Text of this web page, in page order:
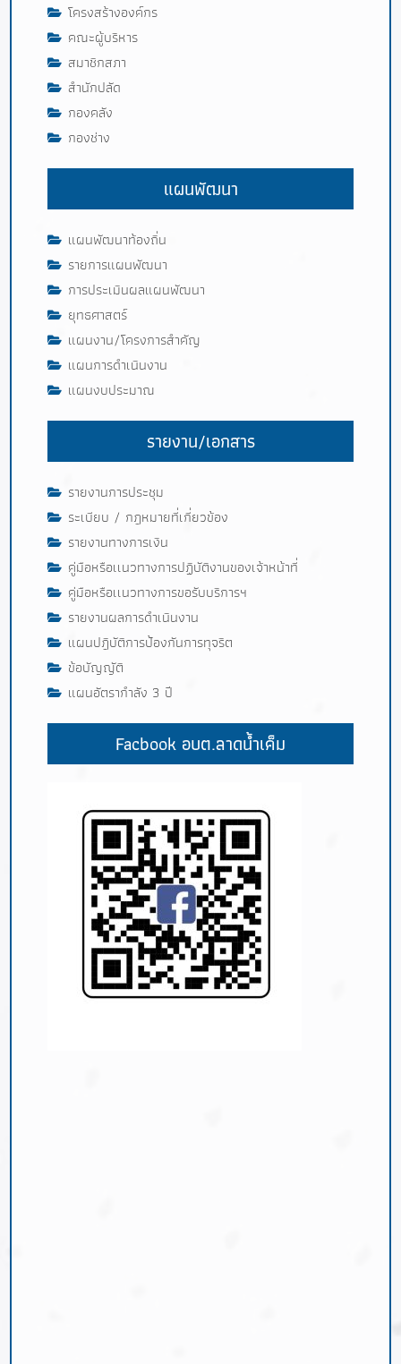
โครงสร้างองค์กร
คณะผู้บริหาร
สมาชิกสภา
สำนักปลัด
กองคลัง
กองช่าง
แผนพัฒนา
แผนพัฒนาท้องถิ่น
รายการแผนพัฒนา
การประเมินผลแผนพัฒนา
ยุทธศาสตร์
แผนงาน/โครงการสำคัญ
แผนการดำเนินงาน
แผนงบประมาณ
รายงาน/เอกสาร
รายงานการประชุม
ระเบียบ / กฎหมายที่เกี่ยวข้อง
รายงานทางการเงิน
คู่มือหรือเเนวทางการปฏิบัติงานของเจ้าหน้าที่
คู่มือหรือเเนวทางการขอรับบริการฯ
รายงานผลการดำเนินงาน
แผนปฎิบัติการป้องกันการทุจริต
ข้อบัญญัติ
แผนอัตรากำลัง 3 ปี
Facbook อบต.ลาดน้ำเค็ม